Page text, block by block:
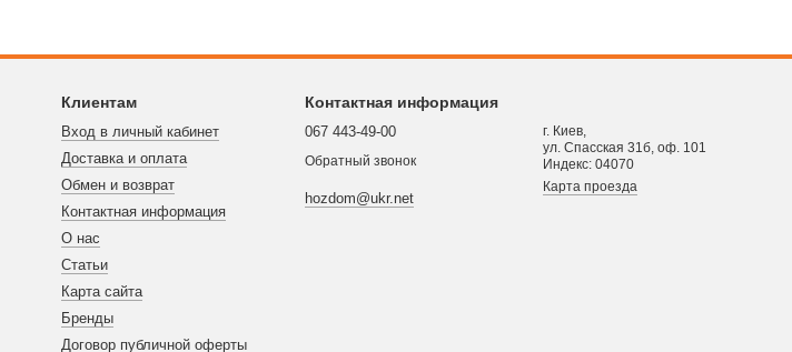
Клиентам
Вход в личный кабинет
Доставка и оплата
Обмен и возврат
Контактная информация
О нас
Статьи
Карта сайта
Бренды
Договор публичной оферты
Контактная информация
067 443-49-00
Обратный звонок
hozdom@ukr.net
г. Киев,
ул. Спасская 31б, оф. 101
Индекс: 04070
Карта проезда